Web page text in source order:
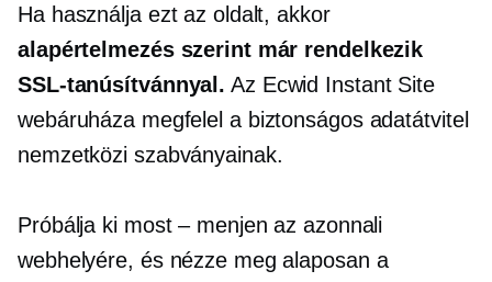
Ha használja ezt az oldalt, akkor
alapértelmezés szerint már rendelkezik
SSL-tanúsítvánnyal. Az Ecwid Instant Site
webáruháza megfelel a biztonságos adatátvitel
nemzetközi szabványainak.
Próbálja ki most – menjen az azonnali
webhelyére, és nézze meg alaposan a